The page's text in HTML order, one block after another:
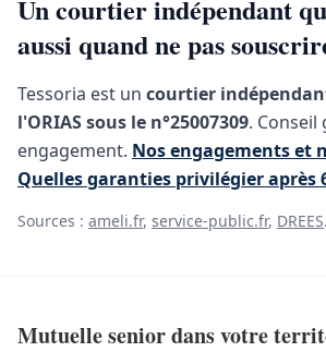
Un courtier indépendant
aussi quand ne pas
Tessoria est un courtier
l'ORIAS sous le n°25007309. Conseil
engagement. Nos engagements et
Quelles garanties privilégier après
Sources : ameli.fr, service-public.fr, DREES.
Mutuelle senior dans votre